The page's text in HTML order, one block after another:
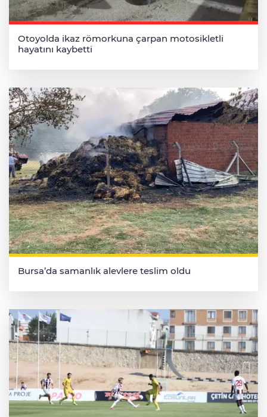
Otoyolda ikaz römorkuna çarpan motosikletli
hayatını kaybetti
Bursa’da samanlık alevlere teslim oldu